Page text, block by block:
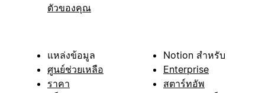
ตัวของคุณ
แหล่งข้อมูล
ศูนย์ช่วยเหลือ
ราคา
Notion สำหรับ
Enterprise
สตาร์ทอัพ